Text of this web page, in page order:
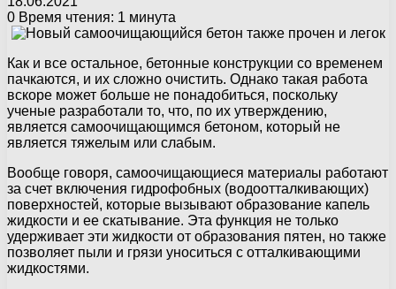
0 Время чтения: 1 минута
Как и все остальное, бетонные конструкции со временем
пачкаются, и их сложно очистить. Однако такая работа
вскоре может больше не понадобиться, поскольку
ученые разработали то, что, по их утверждению,
является самоочищающимся бетоном, который не
является тяжелым или слабым.
Вообще говоря, самоочищающиеся материалы работают
за счет включения гидрофобных (водоотталкивающих)
поверхностей, которые вызывают образование капель
жидкости и ее скатывание. Эта функция не только
удерживает эти жидкости от образования пятен, но также
позволяет пыли и грязи уноситься с отталкивающими
жидкостями.